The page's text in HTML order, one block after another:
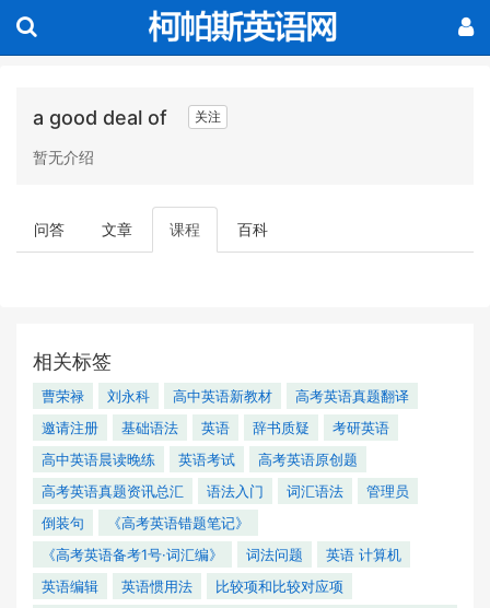
a good deal of 关注
暂无介绍
问答 文章 课程 百科
相关标签
曹荣禄 刘永科 高中英语新教材
高考英语真题翻译
邀请注册
基础语法 英语 辞书质疑
考研英语
高中英语晨读晚练
英语考试
高考英语原创题
高考英语真题资讯总汇
语法入门 词汇语法
管理员
倒装句
《高考英语错题笔记》
《高考英语备考1号·词汇编》
词法问题
英语 计算机
英语编辑
英语惯用法
比较项和比较对应项